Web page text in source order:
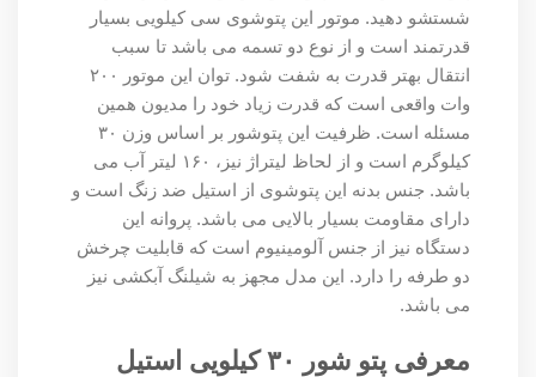
شستشو دهید. موتور این پتوشوی سی کیلویی بسیار
قدرتمند است و از نوع دو تسمه می باشد تا سبب
انتقال بهتر قدرت به شفت شود. توان این موتور ۲۰۰
وات واقعی است که قدرت زیاد خود را مدیون همین
مسئله است. ظرفیت این پتوشور بر اساس وزن ۳۰
کیلوگرم است و از لحاظ لیتراژ نیز، ۱۶۰ لیتر آب می
باشد. جنس بدنه این پتوشوی از استیل ضد زنگ است و
دارای مقاومت بسیار بالایی می باشد. پروانه این
دستگاه نیز از جنس آلومینیوم است که قابلیت چرخش
دو طرفه را دارد. این مدل مجهز به شیلنگ آبکشی نیز
می باشد.
معرفی پتو شور ۳۰ کیلویی استیل